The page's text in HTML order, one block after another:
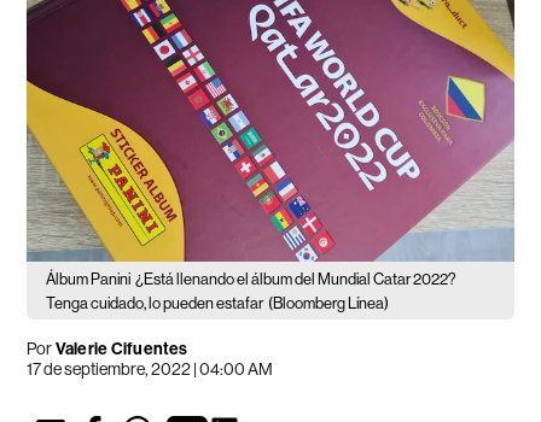
Álbum Panini ¿Está llenando el álbum del Mundial Catar 2022?
Tenga cuidado, lo pueden estafar (Bloomberg Línea)
PorValerie Cifuentes
17 de septiembre, 2022 | 04:00 AM